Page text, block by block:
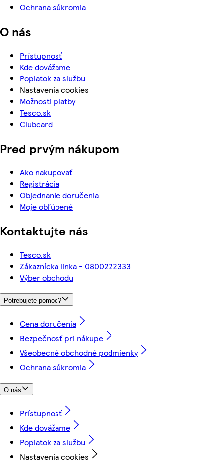
Ochrana súkromia
O nás
Prístupnosť
Kde dovážame
Poplatok za službu
Nastavenia cookies
Možnosti platby
Tesco.sk
Clubcard
Pred prvým nákupom
Ako nakupovať
Registrácia
Objednanie doručenia
Moje obľúbené
Kontaktujte nás
Tesco.sk
Zákaznícka linka - 0800222333
Výber obchodu
Potrebujete pomoc?
Cena doručenia
Bezpečnosť pri nákupe
Všeobecné obchodné podmienky
Ochrana súkromia
O nás
Prístupnosť
Kde dovážame
Poplatok za službu
Nastavenia cookies